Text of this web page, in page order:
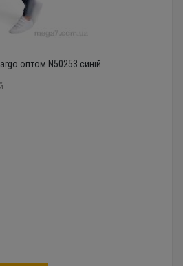
оптом N50253 синій